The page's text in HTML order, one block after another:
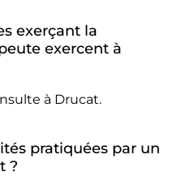
exerçant la
exercent à
à Drucat.
pratiquées par un
?